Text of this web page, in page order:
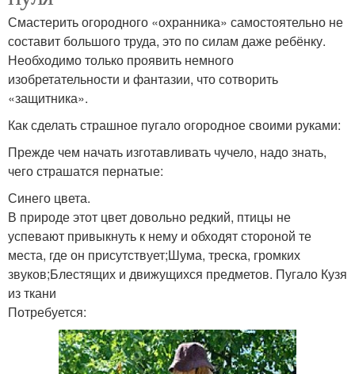
Смастерить огородного «охранника» самостоятельно не
составит большого труда, это по силам даже ребёнку.
Необходимо только проявить немного
изобретательности и фантазии, что сотворить
«защитника».
Как сделать страшное пугало огородное своими руками:
Прежде чем начать изготавливать чучело, надо знать,
чего страшатся пернатые:
Синего цвета.
В природе этот цвет довольно редкий, птицы не
успевают привыкнуть к нему и обходят стороной те
места, где он присутствует;Шума, треска, громких
звуков;Блестящих и движущихся предметов. Пугало Кузя
из ткани
Потребуется: